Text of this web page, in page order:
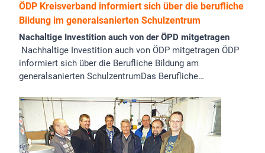
ÖDP Kreisverband informiert sich über die berufliche
Bildung im generalsanierten Schulzentrum
Nachaltige Investition auch von der ÖPD mitgetragen
Nachhaltige Investition auch von ÖDP mitgetragen ÖDP
informiert sich über die Berufliche Bildung am
generalsanierten SchulzentrumDas Berufliche…